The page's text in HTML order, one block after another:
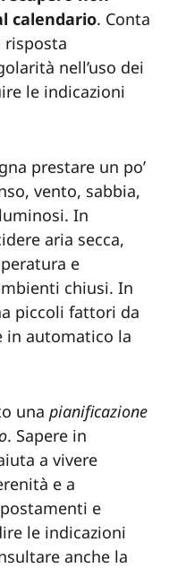
calendario. Conta
risposta
nell’uso dei
le indicazioni
prestare un po’
vento, sabbia,
In
aria secca,
e
chiusi. In
piccoli fattori da
in automatico la
una pianificazione
. Sapere in
a vivere
e a
e
le indicazioni
anche la